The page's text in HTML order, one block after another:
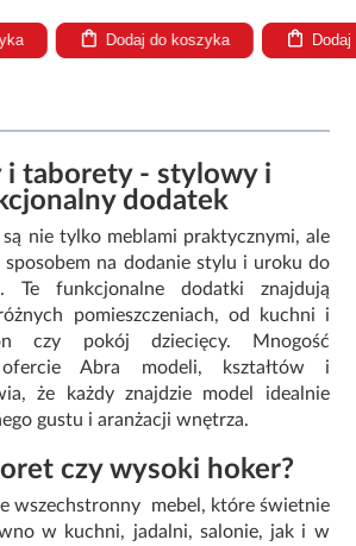
Dodaj do koszyka
i taborety - stylowy i
dodatek
nie tylko meblami praktycznymi, ale
sposobem na dodanie stylu i uroku do
Te funkcjonalne dodatki znajdują
pomieszczeniach, od kuchni i
czy pokój dziecięcy. Mnogość
Abra modeli, kształtów i
że każdy znajdzie model idealnie
gustu i aranżacji wnętrza.
czy wysoki hoker?
wszechstronny mebel, które świetnie
w kuchni, jadalni, salonie, jak i w